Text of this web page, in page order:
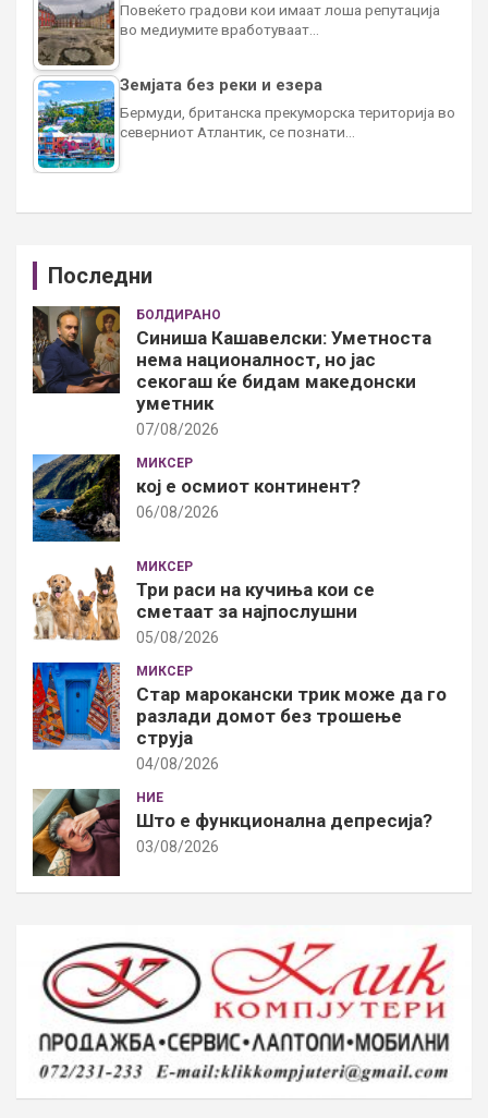
Повеќето градови кои имаат лоша репутација
во медиумите вработуваат…
Земјата без реки и езера
Бермуди, британска прекуморска територија во
северниот Атлантик, се познати…
Последни
БОЛДИРАНО
Синиша Кашавелски: Уметноста
нема националност, но јас
секогаш ќе бидам македонски
уметник
07/08/2026
МИКСЕР
кој е осмиот континент?
06/08/2026
МИКСЕР
Три раси на кучиња кои се
сметаат за најпослушни
05/08/2026
МИКСЕР
Стар марокански трик може да го
разлади домот без трошење
струја
04/08/2026
НИЕ
Што е функционална депресија?
03/08/2026